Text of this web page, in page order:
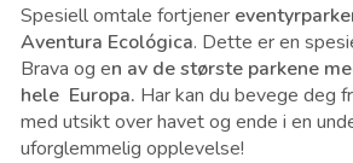
Spesiell omtale fortjener
Aventura Ecológica. Dette er en
Brava og en av de største parkene
hele Europa. Har kan du bevege deg
med utsikt over havet og ende i en
uforglemmelig opplevelse!